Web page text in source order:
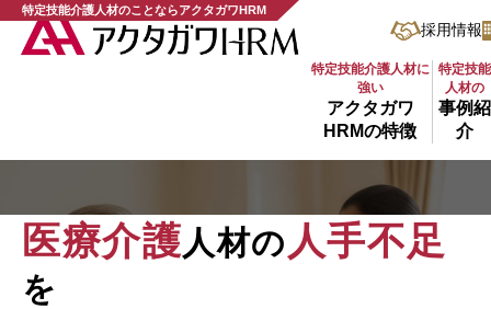
特定技能介護人材のことならアクタガワHRM
採用情報
特定技能介護人材に
強い
アクタガワ
HRMの特徴
特定技能
人材の
事例紹
介
医療介護人材の 人手不足
を